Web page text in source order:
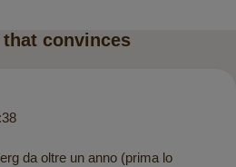
convinces
da oltre un anno (prima lo